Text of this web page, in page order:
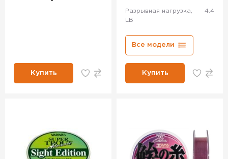
Купить
Разрывная нагрузка,
LB
4.4
Все модели
Купить